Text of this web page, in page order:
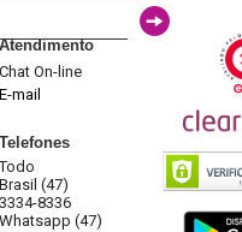
Atendimento
Chat On-line
E-mail
Telefones
Todo
Brasil (47)
3334-8336
Whatsapp (47)